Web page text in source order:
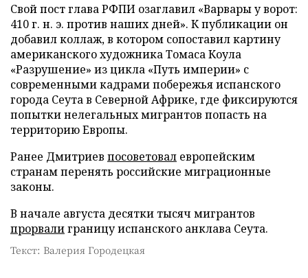
Свой пост глава РФПИ озаглавил «Варвары у ворот:
410 г. н. э. против наших дней». К публикации он
добавил коллаж, в котором сопоставил картину
американского художника Томаса Коула
«Разрушение» из цикла «Путь империи» с
современными кадрами побережья испанского
города Сеута в Северной Африке, где фиксируются
попытки нелегальных мигрантов попасть на
территорию Европы.
Ранее Дмитриев посоветовал европейским
странам перенять российские миграционные
законы.
В начале августа десятки тысяч мигрантов
прорвалиграницу испанского анклава Сеута.
Текст: Валерия Городецкая